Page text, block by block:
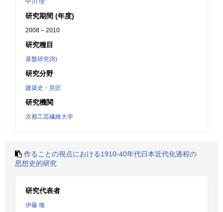
中川 理
研究期間 (年度)
2008 – 2010
研究種目
基盤研究(B)
研究分野
建築史・意匠
研究機関
京都工芸繊維大学
作ることの視点における1910-40年代日本近代化過程の
思想史的研究
研究代表者
伊藤 徹